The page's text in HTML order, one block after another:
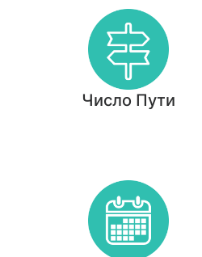
Число Пути